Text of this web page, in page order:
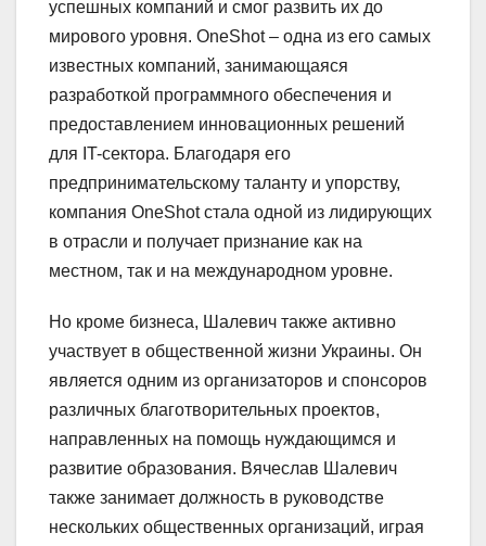
успешных компаний и смог развить их до
мирового уровня. OneShot – одна из его самых
известных компаний, занимающаяся
разработкой программного обеспечения и
предоставлением инновационных решений
для IT-сектора. Благодаря его
предпринимательскому таланту и упорству,
компания OneShot стала одной из лидирующих
в отрасли и получает признание как на
местном, так и на международном уровне.
Но кроме бизнеса, Шалевич также активно
участвует в общественной жизни Украины. Он
является одним из организаторов и спонсоров
различных благотворительных проектов,
направленных на помощь нуждающимся и
развитие образования. Вячеслав Шалевич
также занимает должность в руководстве
нескольких общественных организаций, играя